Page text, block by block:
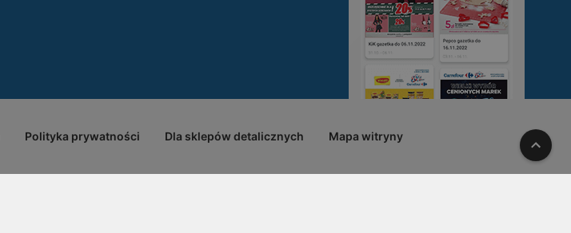
Polityka prywatności Dla sklepów detalicznych Mapa witryny W